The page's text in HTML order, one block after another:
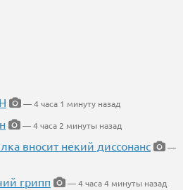
— 4 часа 1 минуту назад
— 4 часа 2 минуты назад
вносит некий диссонанс
—
грипп
— 4 часа 4 минуты назад